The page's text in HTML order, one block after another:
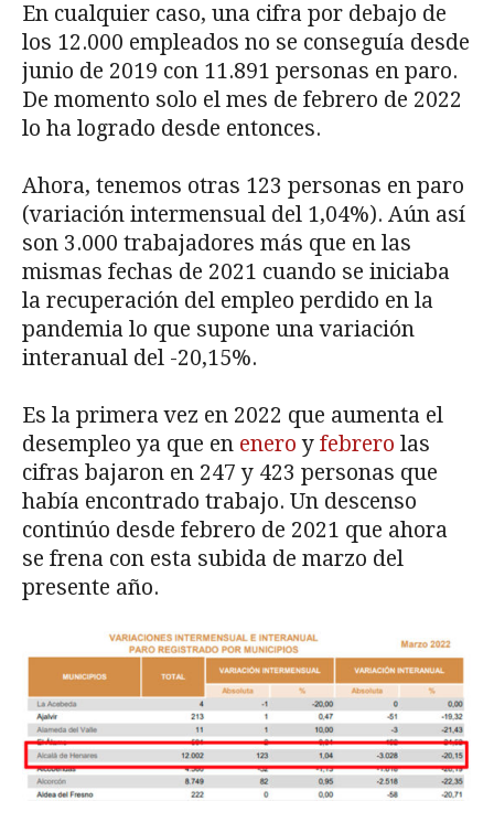
En cualquier caso, una cifra por debajo de
los 12.000 empleados no se conseguía desde
junio de 2019 con 11.891 personas en paro.
De momento solo el mes de febrero de 2022
lo ha logrado desde entonces.
Ahora, tenemos otras 123 personas en paro
(variación intermensual del 1,04%). Aún así
son 3.000 trabajadores más que en las
mismas fechas de 2021 cuando se iniciaba
la recuperación del empleo perdido en la
pandemia lo que supone una variación
interanual del -20,15%.
Es la primera vez en 2022 que aumenta el
desempleo ya que en eneroy febrero las
cifras bajaron en 247 y 423 personas que
había encontrado trabajo. Un descenso
continúo desde febrero de 2021 que ahora
se frena con esta subida de marzo del
presente año.